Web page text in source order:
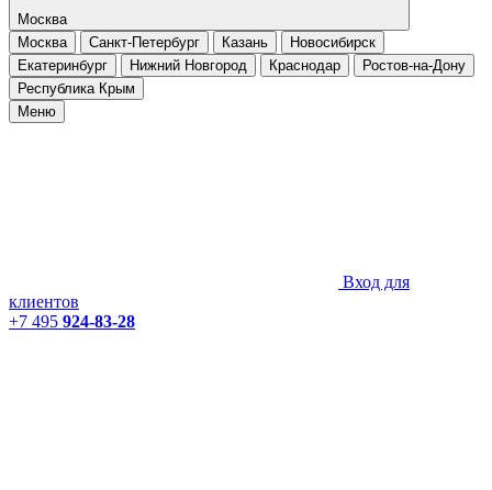
Москва
Москва
Санкт-Петербург Казань
Новосибирск
Екатеринбург
Нижний Новгород Краснодар
Ростов-на-Дону
Республика Крым
Меню
Вход для
клиентов
+7 495 924-83-28